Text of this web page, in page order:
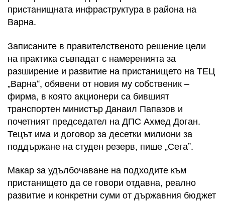
пристанищната инфраструктура в района на
Варна.
Записаните в правителственото решение цели
на практика съвпадат с намеренията за
разширение и развитие на пристанището на ТЕЦ
„Варна“, обявени от новия му собственик –
фирма, в която акционери са бившият
транспортен министър Данаил Папазов и
почетният председател на ДПС Ахмед Доган.
Тецът има и договор за десетки милиони за
поддържане на студен резерв, пише „Сега”.
Макар за удълбочаване на подходите към
пристанището да се говори отдавна, реално
развитие и конкретни суми от държавния бюджет